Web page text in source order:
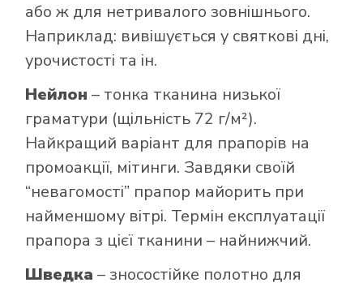
або ж для нетривалого зовнішнього.
Наприклад: вивішується у святкові дні,
урочистості та ін.
Нейлон – тонка тканина низької
граматури (щільність 72 г/м²).
Найкращий варіант для прапорів на
промоакції, мітинги. Завдяки своїй
“невагомості” прапор майорить при
найменшому вітрі. Термін експлуатації
прапора з цієї тканини – найнижчий.
Шведка – зносостійке полотно для